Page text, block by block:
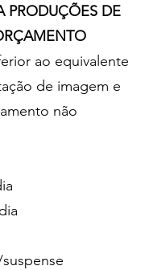
PRODUÇÕES DE
ao equivalente
de imagem e
não